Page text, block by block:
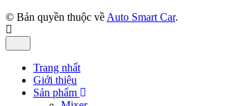
© Bản quyền thuộc về Auto Smart Car.
Trang nhất
Giới thiệu
Sản phẩm